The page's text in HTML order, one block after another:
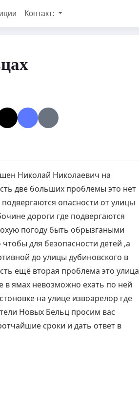
Контакт:
Николай Николаевич на
две больших проблемы это нет
опасности от улицы
дороги где подвергаются
погоду быть обрызгаными
для безопасности детей ,а
до улицы дубиновского в
ещё вторая проблема это улица
в ямах невозможно ехать по ней
на улице извоарелор где
Новых Бельц просим вас
сроки и дать ответ в